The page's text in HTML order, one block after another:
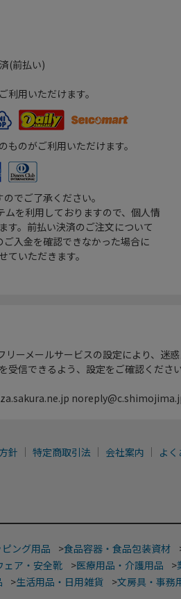
(前払い)
利用いただけます。
のがご利用いただけます。
でご了承ください。
ムを利用しておりますので、個人情
す。前払い決済のご注文について
入金を確認できなかった場合に
ていただきます。
リーメールサービスの設定により、迷
信できるよう、設定をご確認ください
針 特定商取引法 会社案内 よ
ング用品 >食品容器・食品包装資材
ェア・安全靴 >医療用品・介護用品 >
>生活用品・日用雑貨 >文房具・事務